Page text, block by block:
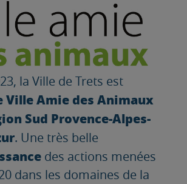
la Ville de Trets est
Ville Amie des Animaux
Sud Provence-Alpes-
. Une très belle
des actions menées
dans les domaines de la